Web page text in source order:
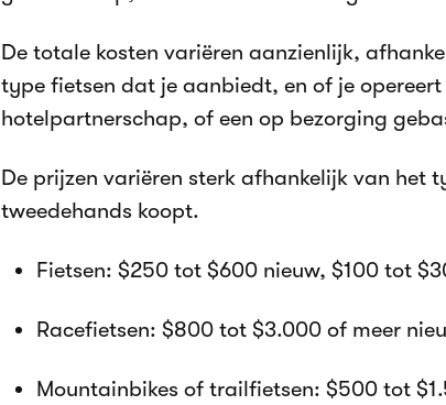
De totale kosten variëren aanzienlijk,
type fietsen dat je aanbiedt, en of je
hotelpartnerschap, of een op bezorging
De prijzen variëren sterk afhankelijk van het
tweedehands koopt.
Fietsen: $250 tot $600 nieuw, $100 tot
Racefietsen: $800 tot $3.000 of meer
Mountainbikes of trailfietsen: $500 tot